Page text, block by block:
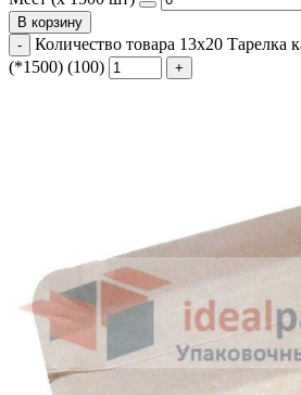
В корзину
Количество товара 13х20 Тарелка
(*1500) (100)